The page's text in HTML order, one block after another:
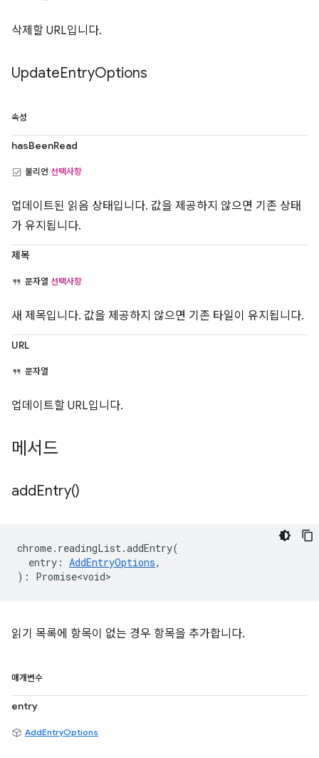
삭제할 URL입니다.
UpdateEntryOptions
속성
hasBeenRead
불리언 선택사항
업데이트된 읽음 상태입니다. 값을 제공하지 않으면 기존 상태
가 유지됩니다.
제목
문자열 선택사항
새 제목입니다. 값을 제공하지 않으면 기존 타일이 유지됩니다.
URL
문자열
업데이트할 URL입니다.
메서드
addEntry()
chrome. readingList .addEntry(
entry : AddEntryOptions,
) : Promise<void>
읽기 목록에 항목이 없는 경우 항목을 추가합니다.
매개변수
entry
AddEntryOptions